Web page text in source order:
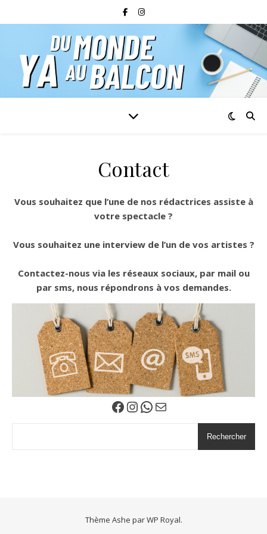
Contact
Vous souhaitez que l’une de nos rédactrices assiste à
votre spectacle ?
Vous souhaitez une interview de l’un de vos artistes ?
Contactez-nous via les réseaux sociaux, par mail ou
par sms, nous répondrons à vos demandes.
Facebook
Instagram
WhatsApp
E-mail
Rechercher
Thème Ashe parWP Royal.